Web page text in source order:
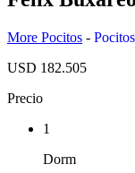
More Pocitos - Pocitos
USD 182.505
Precio
1
Dorm